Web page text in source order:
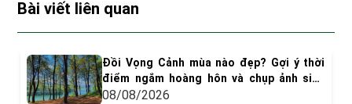
Bài viết liên quan
Đồi Vọng Cảnh mùa nào đẹp? Gợi ý thời
điểm ngắm hoàng hôn và chụp ảnh siêu
"dính"
08/08/2026